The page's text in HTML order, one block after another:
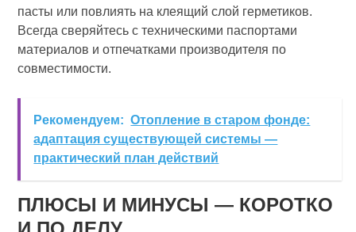
пасты или повлиять на клеящий слой герметиков.
Всегда сверяйтесь с техническими паспортами
материалов и отпечатками производителя по
совместимости.
Рекомендуем: Отопление в старом фонде:
адаптация существующей системы —
практический план действий
ПЛЮСЫ И МИНУСЫ — КОРОТКО